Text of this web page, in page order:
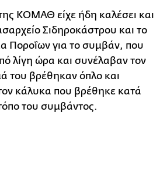
ΚΟΜΑΘ είχε ήδη καλέσει και
Σιδηροκάστρου και το
Ποροΐων για το συμβάν, που
λίγη ώρα και συνέλαβαν τον
του βρέθηκαν όπλο και
κάλυκα που βρέθηκε κατά
του συμβάντος.